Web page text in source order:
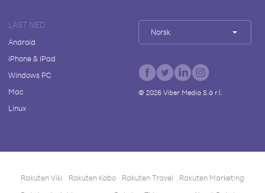
LAST NED
Android
iPhone & iPad
Windows PC
Mac
Linux
Norsk
© 2026Viber Media S.à r.l.
Rakuten Viki Rakuten Kobo Rakuten Travel
Rakuten Marketing